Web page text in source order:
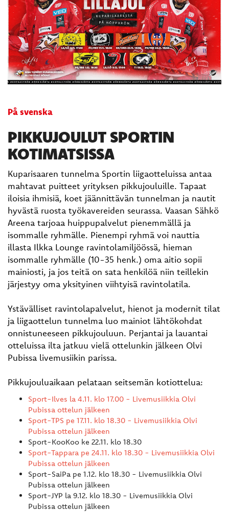
På svenska
PIKKUJOULUT SPORTIN
KOTIMATSISSA
Kuparisaaren tunnelma Sportin liigaotteluissa antaa
mahtavat puitteet yrityksen pikkujouluille. Tapaat
iloisia ihmisiä, koet jäännittävän tunnelman ja nautit
hyvästä ruosta työkavereiden seurassa. Vaasan Sähkö
Areena tarjoaa huippupalvelut pienemmällä ja
isommalle ryhmälle. Pienempi ryhmä voi nauttia
illasta Ilkka Lounge ravintolamiljöössä, hieman
isommalle ryhmälle (10-35 henk.) oma aitio sopii
mainiosti, ja jos teitä on sata henkilöä niin teillekin
järjestyy oma yksityinen viihtyisä ravintolatila.
Ystävälliset ravintolapalvelut, hienot ja modernit tilat
ja liigaottelun tunnelma luo mainiot lähtökohdat
onnistuneeseen pikkujouluun. Perjantai ja lauantai
otteluissa ilta jatkuu vielä ottelunkin jälkeen Olvi
Pubissa livemusiikin parissa.
Pikkujouluaikaan pelataan seitsemän kotiottelua:
Sport-Ilves la 4.11. klo 17.00 - Livemusiikkia Olvi
Pubissa ottelun jälkeen
Sport-TPS pe 17.11. klo 18.30 - Livemusiikkia Olvi
Pubissa ottelun jälkeen
Sport-KooKoo ke 22.11. klo 18.30
Sport-Tappara pe 24.11. klo 18.30 - Livemusiikkia Olvi
Pubissa ottelun jälkeen
Sport-SaiPa pe 1.12. klo 18.30 - Livemusiikkia Olvi
Pubissa ottelun jälkeen
Sport-JYP la 9.12. klo 18.30 - Livemusiikkia Olvi
Pubissa ottelun jälkeen